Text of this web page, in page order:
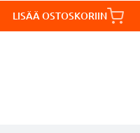
LISÄÄ OSTOSKORIIN